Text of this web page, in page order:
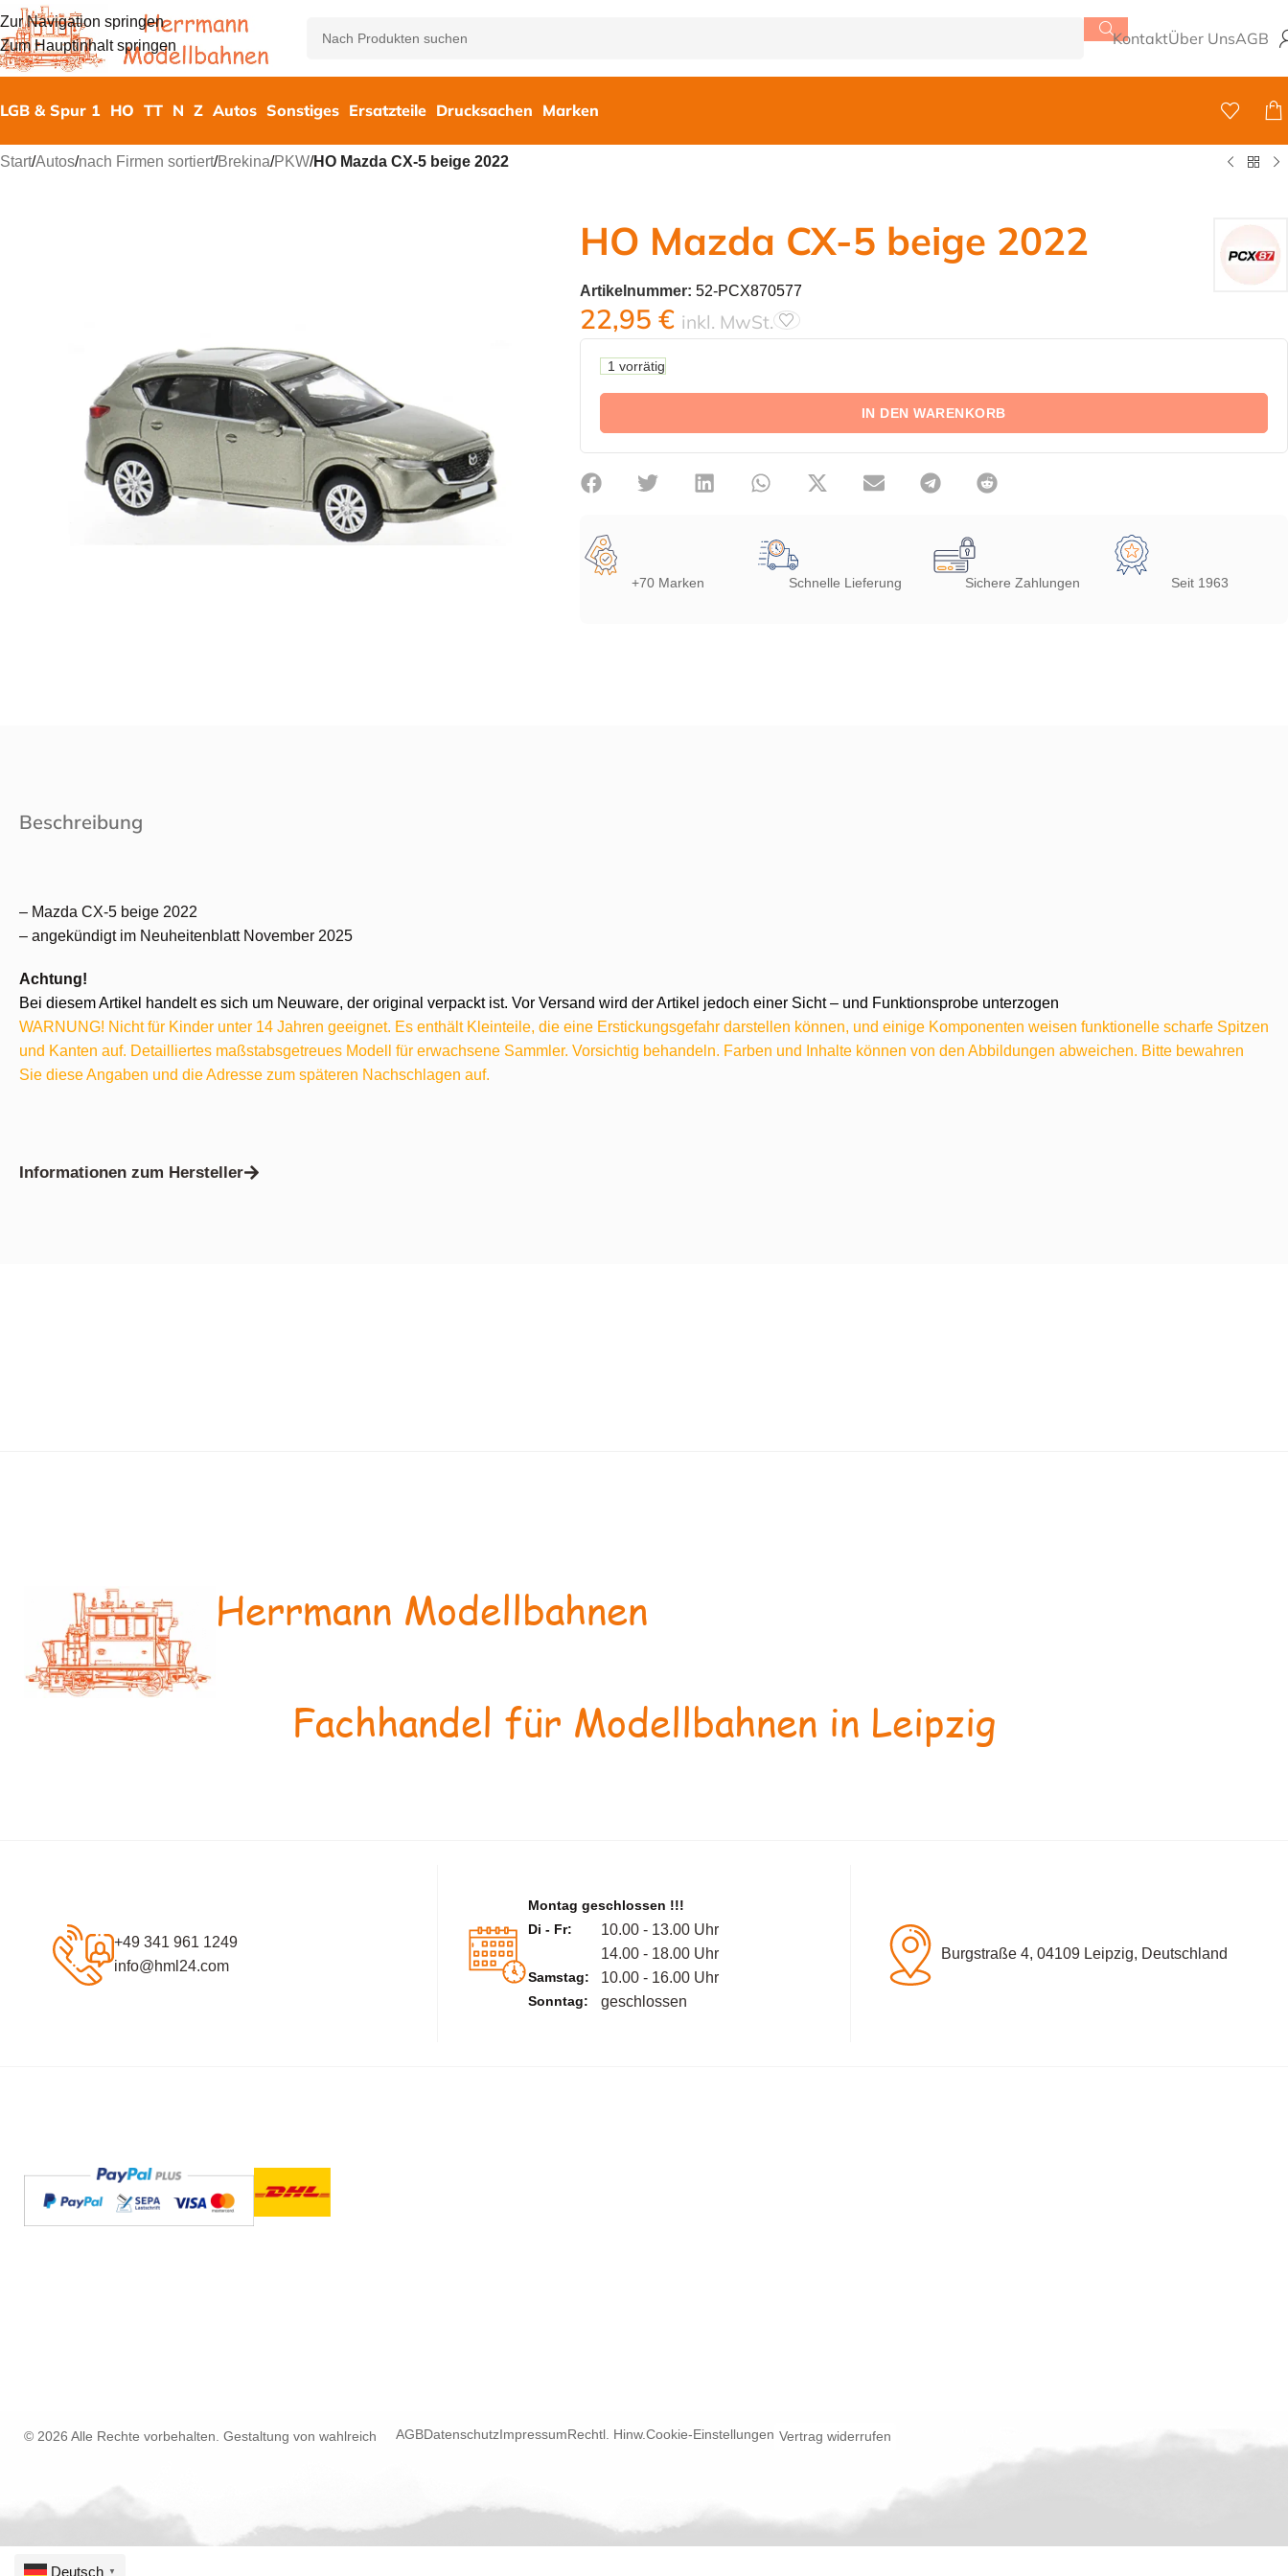
Zur Navigation springen
Zum Hauptinhalt springen
KontaktÜber UnsAGB
LGB & Spur 1 HO TT N Z Autos Sonstiges Ersatzteile Drucksachen Marken
Start/Autos/nach Firmen sortiert/Brekina/PKW/HO Mazda CX-5 beige 2022
HO Mazda CX-5 beige 2022
Artikelnummer: 52-PCX870577
22,95 € inkl. MwSt.
1 vorrätig
IN DEN WARENKORB
+70 Marken Schnelle Lieferung Sichere Zahlungen Seit 1963
Beschreibung
– Mazda CX-5 beige 2022
– angekündigt im Neuheitenblatt November 2025
Achtung!
Bei diesem Artikel handelt es sich um Neuware, der original verpackt ist. Vor Versand wird der Artikel jedoch einer Sicht – und Funktionsprobe unterzogen
WARNUNG! Nicht für Kinder unter 14 Jahren geeignet. Es enthält Kleinteile, die eine Erstickungsgefahr darstellen können, und einige Komponenten weisen funktionelle scharfe Spitzen
und Kanten auf. Detailliertes maßstabsgetreues Modell für erwachsene Sammler. Vorsichtig behandeln. Farben und Inhalte können von den Abbildungen abweichen. Bitte bewahren
Sie diese Angaben und die Adresse zum späteren Nachschlagen auf.
Informationen zum Hersteller
Herrmann Modellbahnen
Fachhandel für Modellbahnen in Leipzig
+49 341 961 1249
info@hml24.com
Montag geschlossen !!!
Di - Fr:
10.00 - 13.00 Uhr
14.00 - 18.00 Uhr
Samstag: 10.00 - 16.00 Uhr
Sonntag: geschlossen
Burgstraße 4, 04109 Leipzig, Deutschland
© 2026 Alle Rechte vorbehalten. Gestaltung von wahlreich AGBDatenschutzImpressumRechtl. Hinw.Cookie-Einstellungen Vertrag widerrufen
Deutsch ▼